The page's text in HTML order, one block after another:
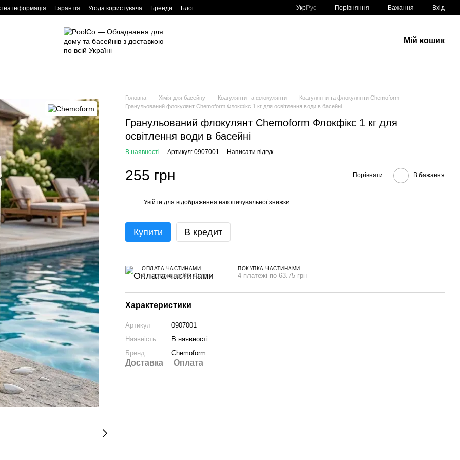
інформація Гарантія Угода користувача Бренди Блог УкрРус Порівняння Бажання Вхід
Мій кошик
Головна Хімія для басейну Коагулянти та флокулянти
Коагулянти та флокулянти Chemoform
Гранульований флокулянт Chemoform Флокфікс 1 кг для освітлення води в басейні
Гранульований флокулянт Chemoform Флокфікс 1 кг для
освітлення води в басейні
В наявності Артикул: 0907001 Написати відгук
255 грн Порівняти В бажання
Увійти для відображення накопичувальної знижки
Купити В кредит
ОПЛАТА ЧАСТИНАМИ
4 платежі по 63.75 грн
ПОКУПКА ЧАСТИНАМИ
4 платежі по 63.75 грн
Характеристики
Артикул
0907001
Наявність
В наявності
Бренд
Chemoform
Доставка Оплата